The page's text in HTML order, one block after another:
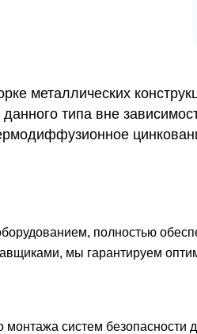
металлических
типа вне
полностью
мы гарантируем
систем безопасности